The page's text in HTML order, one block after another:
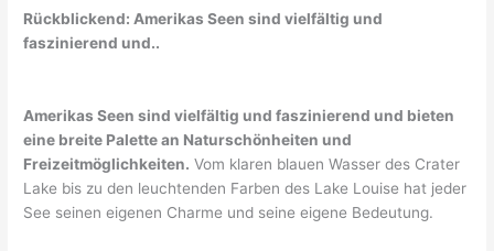
Rückblickend: Amerikas Seen sind vielfältig und
faszinierend und..
Amerikas Seen sind vielfältig und faszinierend und bieten
eine breite Palette an Naturschönheiten und
Freizeitmöglichkeiten. Vom klaren blauen Wasser des Crater
Lake bis zu den leuchtenden Farben des Lake Louise hat jeder
See seinen eigenen Charme und seine eigene Bedeutung.